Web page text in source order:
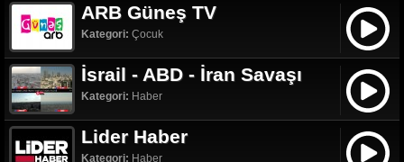
ARB Güneş TV
Kategori: Çocuk
İsrail - ABD - İran Savaşı
Kategori: Haber
Lider Haber
Kategori: Haber